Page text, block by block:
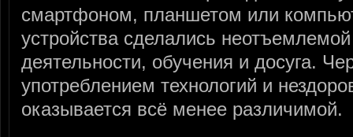
смартфоном, планшетом или
устройства сделались
деятельности, обучения и досуга.
употреблением технологий и
оказывается всё менее различимой.